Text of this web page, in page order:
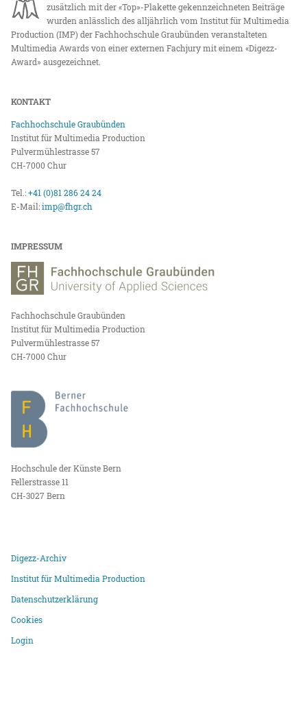
zusätzlich mit der «Top»-Plakette gekennzeichneten Beiträge
wurden anlässlich des alljährlich vom Institut für Multimedia
Production (IMP) der Fachhochschule Graubünden veranstalteten
Multimedia Awards von einer externen Fachjury mit einem «Digezz-
Award» ausgezeichnet.
KONTAKT
Fachhochschule Graubünden
Institut für Multimedia Production
Pulvermühlestrasse 57
CH-7000 Chur
Tel.:+41 (0)81 286 24 24
E-Mail:imp@fhgr.ch
IMPRESSUM
Fachhochschule Graubünden
Institut für Multimedia Production
Pulvermühlestrasse 57
CH-7000 Chur
Hochschule der Künste Bern
Fellerstrasse 11
CH-3027 Bern
Digezz-Archiv
Institut für Multimedia Production
Datenschutzerklärung
Cookies
Login